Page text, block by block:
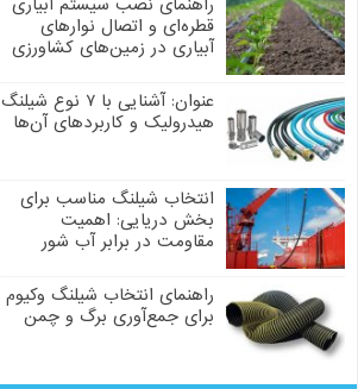
قطره‌ای و اتصال نوارهای
آبیاری در زمین‌های کشاورزی
عنوان: آشنایی با ۷ نوع شیلنگ
هیدرولیک و کاربردهای آن‌ها
انتخاب شیلنگ مناسب برای
بخش دریایی: اهمیت
مقاومت در برابر آب شور
راهنمای انتخاب شیلنگ وکیوم
برای جمع‌آوری برگ و چمن